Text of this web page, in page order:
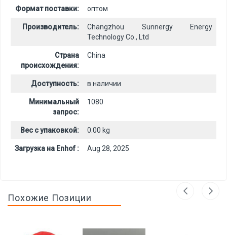
Формат поставки: оптом
Производитель:
Changzhou Sunnergy Energy
Technology Co., Ltd
Страна
происхождения:
China
Доступность: в наличии
Минимальный
запрос:
1080
Вес с упаковкой: 0.00 kg
Загрузка на Enhof : Aug 28, 2025
Похожие Позиции